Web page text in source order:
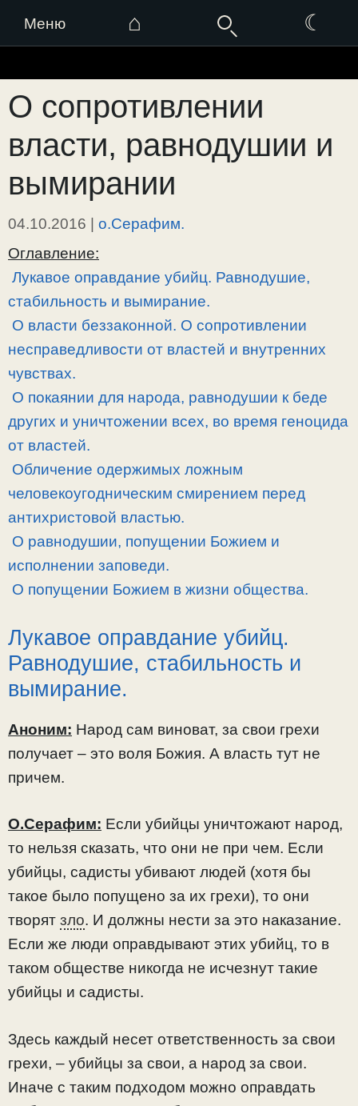
Меню ⌂ ☾
к
содержимому
О сопротивлении
власти, равнодушии и
вымирании
04.10.2016 | о.Серафим.
Оглавление:
Лукавое оправдание убийц. Равнодушие,
стабильность и вымирание.
О власти беззаконной. О сопротивлении
несправедливости от властей и внутренних
чувствах.
О покаянии для народа, равнодушии к беде
других и уничтожении всех, во время геноцида
от властей.
Обличение одержимых ложным
человекоугодническим смирением перед
антихристовой властью.
О равнодушии, попущении Божием и
исполнении заповеди.
О попущении Божием в жизни общества.
Лукавое оправдание убийц.
Равнодушие, стабильность и
вымирание.
Аноним: Народ сам виноват, за свои грехи
получает – это воля Божия. А власть тут не
причем.
О.Серафим: Если убийцы уничтожают народ,
то нельзя сказать, что они не при чем. Если
убийцы, садисты убивают людей (хотя бы
такое было попущено за их грехи), то они
творят зло. И должны нести за это наказание.
Если же люди оправдывают этих убийц, то в
таком обществе никогда не исчезнут такие
убийцы и садисты.
Здесь каждый несет ответственность за свои
грехи, – убийцы за свои, а народ за свои.
Иначе с таким подходом можно оправдать